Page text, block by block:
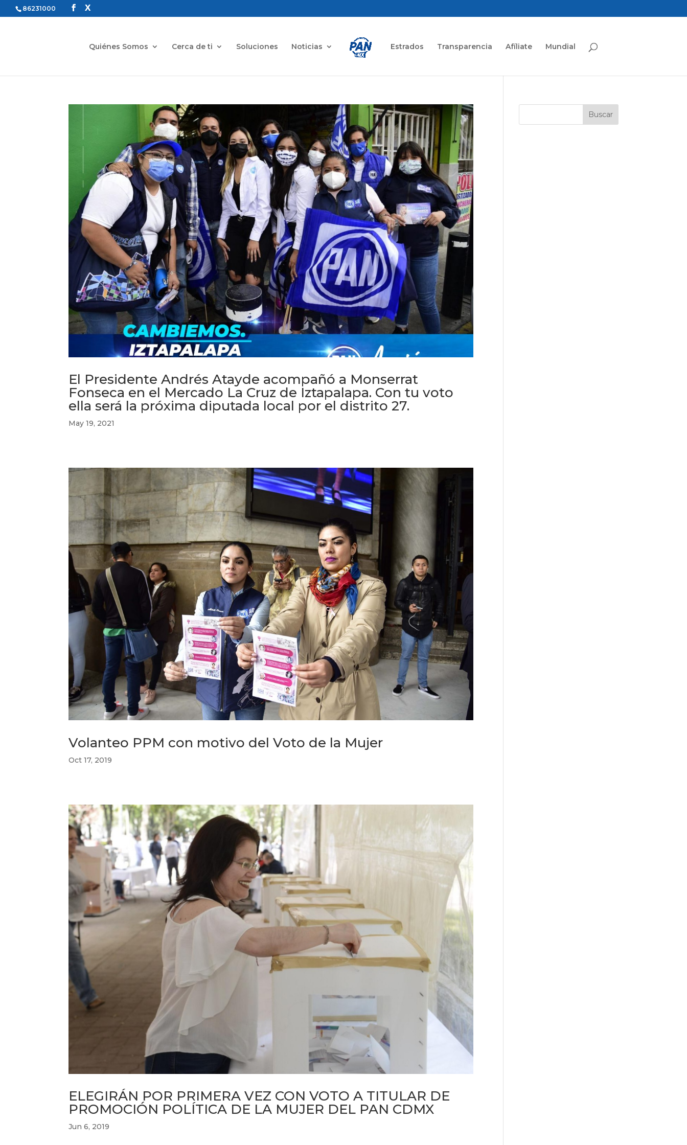
86231000
Quiénes Somos Cerca de ti Soluciones Noticias Estrados Transparencia Afíliate Mundial
El Presidente Andrés Atayde acompañó a Monserrat
Fonseca en el Mercado La Cruz de Iztapalapa. Con tu voto
ella será la próxima diputada local por el distrito 27.
May 19, 2021
Volanteo PPM con motivo del Voto de la Mujer
Oct 17, 2019
ELEGIRÁN POR PRIMERA VEZ CON VOTO A TITULAR DE
PROMOCIÓN POLÍTICA DE LA MUJER DEL PAN CDMX
Jun 6, 2019